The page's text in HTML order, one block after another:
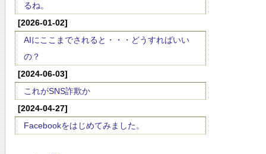
るね。
[2026-01-02]
AIにここまでされると・・・どうすればいい
の？
[2024-06-03]
これがSNS詐欺か
[2024-04-27]
Facebookをはじめてみました。